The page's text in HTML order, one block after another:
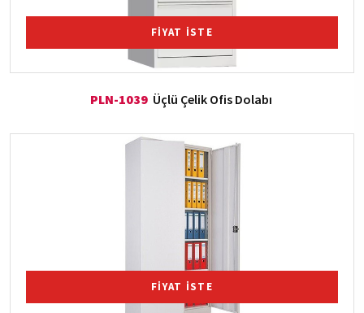
FİYAT İSTE
PLN-1039 Üçlü Çelik Ofis Dolabı
FİYAT İSTE